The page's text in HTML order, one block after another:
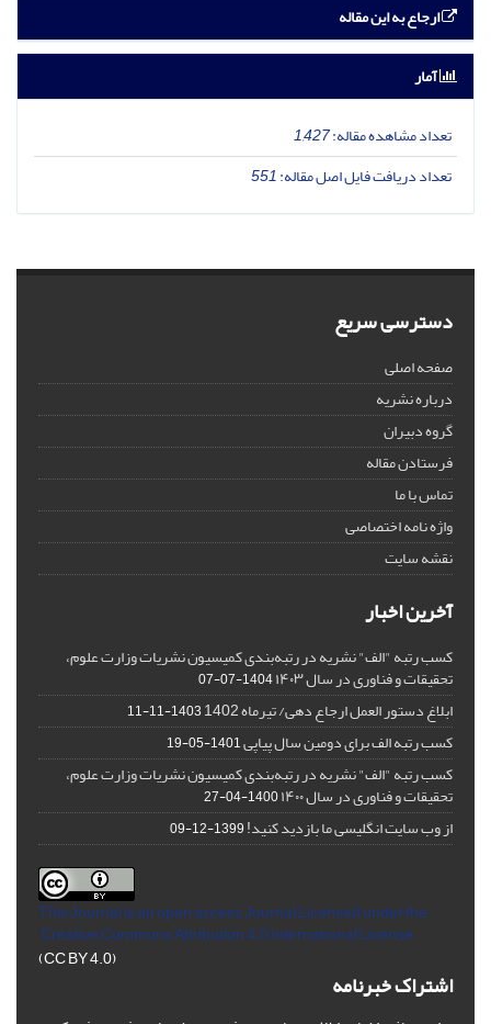
ارجاع به این مقاله
آمار
تعداد مشاهده مقاله:1,427
تعداد دریافت فایل اصل مقاله:551
دسترسی سریع
صفحه اصلی
درباره نشریه
گروه دبیران
فرستادن مقاله
تماس با ما
واژه نامه اختصاصی
نقشه سایت
آخرین اخبار
کسب رتبه "الف" نشریه در رتبه‌بندی کمیسیون نشریات وزارت علوم،
تحقیقات و فناوری در سال ۱۴۰۳ 1404-07-07
ابلاغ دستور العمل ارجاع دهی/ تیرماه 1402 1403-11-11
کسب رتبه الف برای دومین سال پیاپی1401-05-19
کسب رتبه "الف" نشریه در رتبه‌بندی کمیسیون نشریات وزارت علوم،
تحقیقات و فناوری در سال ۱۴۰۰ 1400-04-27
از وب سایت انگلیسی ما بازدید کنید!1399-12-09
This Journal is an open access Journal Licensedunder the
Creative Commons Attribution 4.0 International License
(CC BY 4.0)
اشتراک خبرنامه